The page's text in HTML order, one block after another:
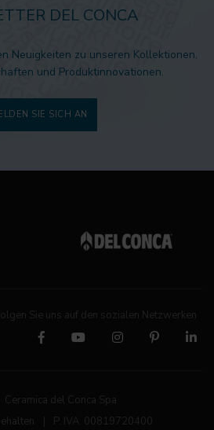
DEL CONCA
Neuigkeiten zu unseren Kollektionen,
und Produktinnovationen.
SIE SICH AN
Sie uns auf den sozialen Netzwerken
del Conca Spa
P. IVA 00819720400